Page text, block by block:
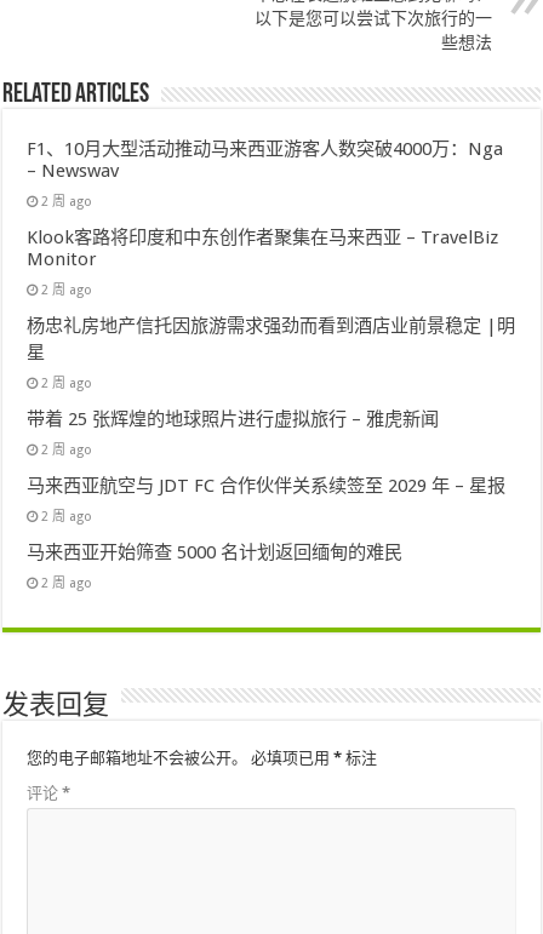
以下是您可以尝试下次旅行的一
些想法
Related Articles
F1、10月大型活动推动马来西亚游客人数突破4000万：Nga
– Newswav
2 周 ago
Klook客路将印度和中东创作者聚集在马来西亚 – TravelBiz
Monitor
2 周 ago
杨忠礼房地产信托因旅游需求强劲而看到酒店业前景稳定 |明
星
2 周 ago
带着 25 张辉煌的地球照片进行虚拟旅行 – 雅虎新闻
2 周 ago
马来西亚航空与 JDT FC 合作伙伴关系续签至 2029 年 – 星报
2 周 ago
马来西亚开始筛查 5000 名计划返回缅甸的难民
2 周 ago
发表回复
您的电子邮箱地址不会被公开。 必填项已用* 标注
评论*